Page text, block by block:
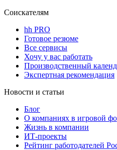
Соискателям
hh PRO
Готовое резюме
Все сервисы
Хочу у вас работать
Производственный
Экспертная рекомендация
Новости и статьи
Блог
О компаниях в игровой
Жизнь в компании
ИТ-проекты
Рейтинг работодателей